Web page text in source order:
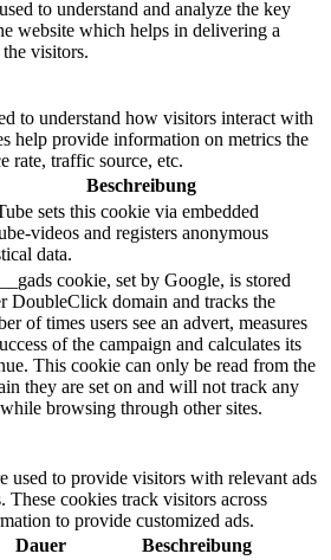
to understand and analyze the key
website which helps in delivering a
visitors.
to understand how visitors interact with
help provide information on metrics the
rate, traffic source, etc.
Beschreibung
sets this cookie via embedded
videos and registers anonymous
data.
cookie, set by Google, is stored
DoubleClick domain and tracks the
of times users see an advert, measures
of the campaign and calculates its
This cookie can only be read from the
they are set on and will not track any
browsing through other sites.
used to provide visitors with relevant ads
These cookies track visitors across
to provide customized ads.
Dauer Beschreibung